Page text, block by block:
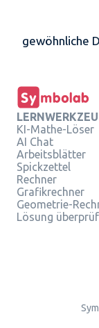
gewöhnliche
KI-Mathe-Löser
AI Chat
Arbeitsblätter
Spickzettel
Rechner
Grafikrechner
Geometrie-
Lösung